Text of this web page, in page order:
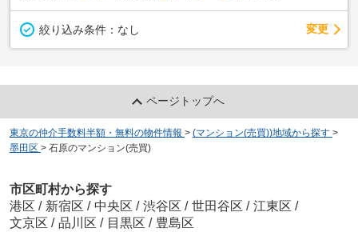
絞り込み条件： なし 変更
ページトップへ
東京の仲介手数料半額・無料の物件情報 > (マンション(売買))地域から探す >
墨田区 > 石原のマンション(売買)
市区町村から探す
港区 / 新宿区 / 中央区 / 渋谷区 / 世田谷区 / 江東区 /
文京区 / 品川区 / 目黒区 / 豊島区